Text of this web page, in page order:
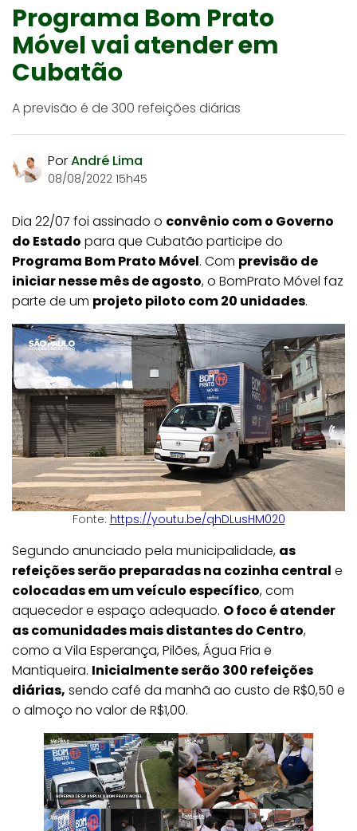
Programa Bom Prato
Móvel vai atender em
Cubatão
A previsão é de 300 refeições diárias
PorAndré Lima
08/08/2022 15h45
Dia 22/07 foi assinado o convênio com o Governo
do Estado para que Cubatão participe do
Programa Bom Prato Móvel. Com previsão de
iniciar nesse mês de agosto, o BomPrato Móvel faz
parte de um projeto piloto com 20 unidades.
Fonte: https://youtu.be/qhDLusHM020
Segundo anunciado pela municipalidade, as
refeições serão preparadas na cozinha central e
colocadas em um veículo específico, com
aquecedor e espaço adequado. O foco é atender
as comunidades mais distantes do Centro,
como a Vila Esperança, Pilões, Água Fria e
Mantiqueira. Inicialmente serão 300 refeições
diárias, sendo café da manhã ao custo de R$0,50 e
o almoço no valor de R$1,00.